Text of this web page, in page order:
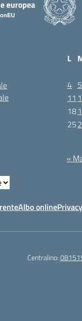
L
4 5
11
18
25
«
Albo online
Centralino: